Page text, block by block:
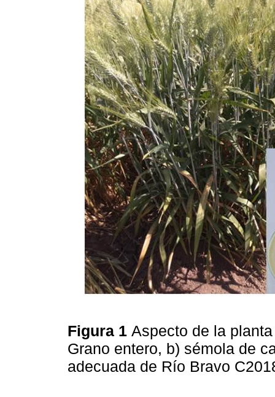
Figura 1 Aspecto de la
Grano entero, b) sémola de
adecuada de Río Bravo